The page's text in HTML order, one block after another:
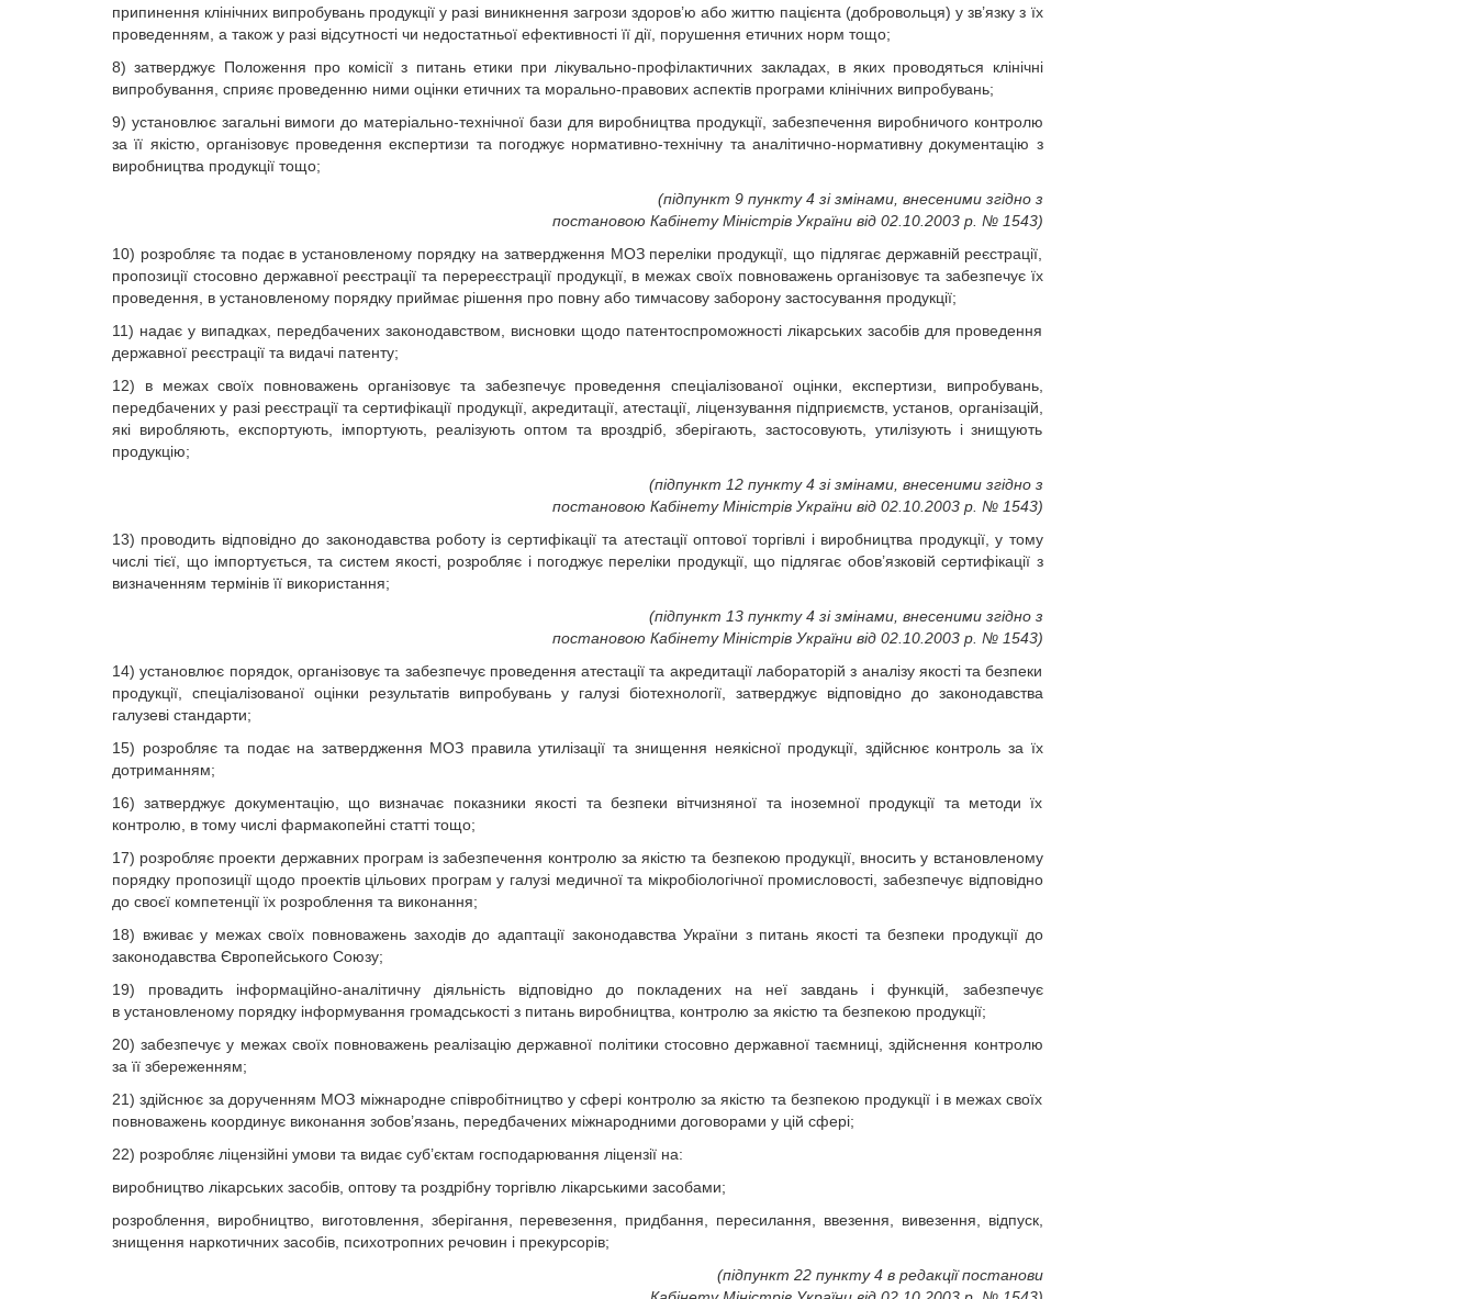
припинення клінічних випробувань продукції у разі виникнення загрози здоров’ю або життю пацієнта (добровольця) у зв’язку з їх
проведенням, а також у разі відсутності чи недостатньої ефективності її дії, порушення етичних норм тощо;
8) затверджує Положення про комісії з питань етики при лікувально-профілактичних закладах, в яких проводяться клінічні
випробування, сприяє проведенню ними оцінки етичних та морально-правових аспектів програми клінічних випробувань;
9) установлює загальні вимоги до матеріально-технічної бази для виробництва продукції, забезпечення виробничого контролю
за її якістю, організовує проведення експертизи та погоджує нормативно-технічну та аналітично-нормативну документацію з
виробництва продукції тощо;
(підпункт 9 пункту 4 зі змінами, внесеними згідно з
постановою Кабінету Міністрів України від 02.10.2003 р. № 1543)
10) розробляє та подає в установленому порядку на затвердження МОЗ переліки продукції, що підлягає державній реєстрації,
пропозиції стосовно державної реєстрації та перереєстрації продукції, в межах своїх повноважень організовує та забезпечує їх
проведення, в установленому порядку приймає рішення про повну або тимчасову заборону застосування продукції;
11) надає у випадках, передбачених законодавством, висновки щодо патентоспроможності лікарських засобів для проведення
державної реєстрації та видачі патенту;
12) в межах своїх повноважень організовує та забезпечує проведення спеціалізованої оцінки, експертизи, випробувань,
передбачених у разі реєстрації та сертифікації продукції, акредитації, атестації, ліцензування підприємств, установ, організацій,
які виробляють, експортують, імпортують, реалізують оптом та вроздріб, зберігають, застосовують, утилізують і знищують
продукцію;
(підпункт 12 пункту 4 зі змінами, внесеними згідно з
постановою Кабінету Міністрів України від 02.10.2003 р. № 1543)
13) проводить відповідно до законодавства роботу із сертифікації та атестації оптової торгівлі і виробництва продукції, у тому
числі тієї, що імпортується, та систем якості, розробляє і погоджує переліки продукції, що підлягає обов’язковій сертифікації з
визначенням термінів її використання;
(підпункт 13 пункту 4 зі змінами, внесеними згідно з
постановою Кабінету Міністрів України від 02.10.2003 р. № 1543)
14) установлює порядок, організовує та забезпечує проведення атестації та акредитації лабораторій з аналізу якості та безпеки
продукції, спеціалізованої оцінки результатів випробувань у галузі біотехнології, затверджує відповідно до законодавства
галузеві стандарти;
15) розробляє та подає на затвердження МОЗ правила утилізації та знищення неякісної продукції, здійснює контроль за їх
дотриманням;
16) затверджує документацію, що визначає показники якості та безпеки вітчизняної та іноземної продукції та методи їх
контролю, в тому числі фармакопейні статті тощо;
17) розробляє проекти державних програм із забезпечення контролю за якістю та безпекою продукції, вносить у встановленому
порядку пропозиції щодо проектів цільових програм у галузі медичної та мікробіологічної промисловості, забезпечує відповідно
до своєї компетенції їх розроблення та виконання;
18) вживає у межах своїх повноважень заходів до адаптації законодавства України з питань якості та безпеки продукції до
законодавства Європейського Союзу;
19) провадить інформаційно-аналітичну діяльність відповідно до покладених на неї завдань і функцій, забезпечує
в установленому порядку інформування громадськості з питань виробництва, контролю за якістю та безпекою продукції;
20) забезпечує у межах своїх повноважень реалізацію державної політики стосовно державної таємниці, здійснення контролю
за її збереженням;
21) здійснює за дорученням МОЗ міжнародне співробітництво у сфері контролю за якістю та безпекою продукції і в межах своїх
повноважень координує виконання зобов’язань, передбачених міжнародними договорами у цій сфері;
22) розробляє ліцензійні умови та видає суб’єктам господарювання ліцензії на:
виробництво лікарських засобів, оптову та роздрібну торгівлю лікарськими засобами;
розроблення, виробництво, виготовлення, зберігання, перевезення, придбання, пересилання, ввезення, вивезення, відпуск,
знищення наркотичних засобів, психотропних речовин і прекурсорів;
(підпункт 22 пункту 4 в редакції постанови